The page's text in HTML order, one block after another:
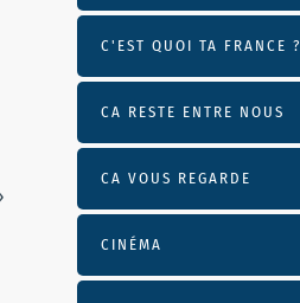
C'EST QUOI TA FRANCE ?
CA RESTE ENTRE NOUS
CA VOUS REGARDE
CINÉMA